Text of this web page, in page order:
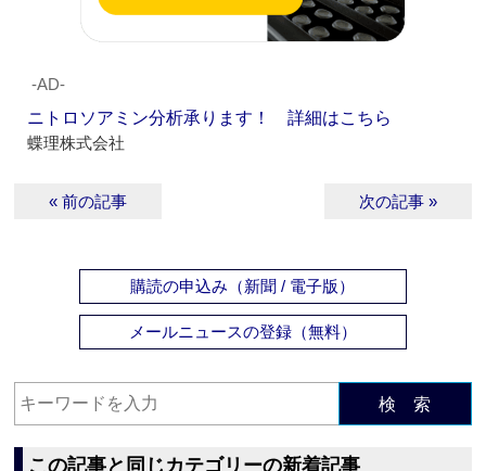
‐AD‐
ニトロソアミン分析承ります！ 詳細はこちら
蝶理株式会社
« 前の記事 次の記事 »
購読の申込み（新聞 / 電子版）
メールニュースの登録（無料）
検 索
この記事と同じカテゴリーの新着記事